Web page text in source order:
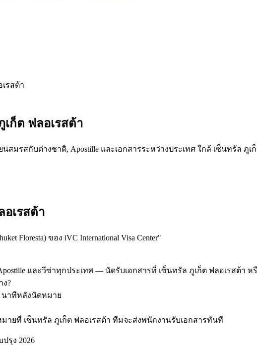
รสต้า
เก็ต ฟลอเรสต้า
ยนสมรสกับต่างชาติ, Apostille และเอกสารระหว่างประเทศ ใกล้ เซ็นทรัล
อเรสต้า
Floresta) ของ iVC International Visa Center"
และวีซ่าทุกประเทศ — นัดรับเอกสารที่ เซ็นทรัล ภูเก็ต ฟลอเรสต้า
ง?
นาทีหลังนัดหมาย
มายที่ เซ็นทรัล ภูเก็ต ฟลอเรสต้า ทีมจะส่งพนักงานรับเอกสารทันที
ปรุง 2026